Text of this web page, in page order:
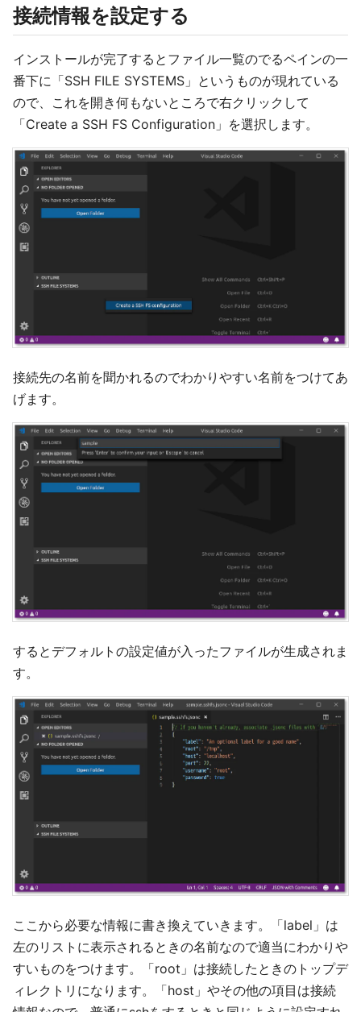
接続情報を設定する
インストールが完了するとファイル一覧のでるペインの一
番下に「SSH FILE SYSTEMS」というものが現れている
ので、これを開き何もないところで右クリックして
「Create a SSH FS Configuration」を選択します。
接続先の名前を聞かれるのでわかりやすい名前をつけてあ
げます。
するとデフォルトの設定値が入ったファイルが生成されま
す。
ここから必要な情報に書き換えていきます。「label」は
左のリストに表示されるときの名前なので適当にわかりや
すいものをつけます。「root」は接続したときのトップデ
ィレクトリになります。「host」やその他の項目は接続